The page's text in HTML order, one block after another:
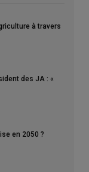
à travers
des JA : «
en 2050 ?